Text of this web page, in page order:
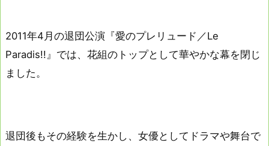
2011年4月の退団公演『愛のプレリュード／Le
Paradis!!』では、花組のトップとして華やかな幕を閉じ
ました。
退団後もその経験を生かし、女優としてドラマや舞台で